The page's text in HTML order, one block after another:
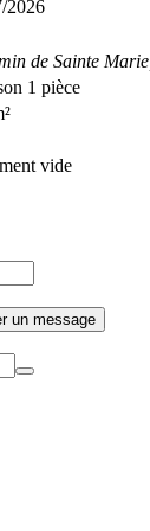
2026
de Sainte Marie,
1 pièce
vide
un message